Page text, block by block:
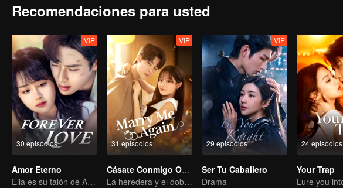
Recomendaciones para usted
30 episodios
VIP
Amor Eterno
Ella es su talón de Aquiles y su armadura.
31 episodios
VIP
Cásate Conmigo Otra Vez
La heredera y el doble de su difunto marido
29 episodios
VIP
Ser Tu Caballero
Drama
24 episodios
Your Trap